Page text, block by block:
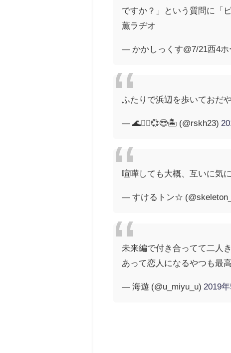
ですか？」という質問に「
薫ラヂオ
— かかしっくす@7/21西4ホ
ふたりで浜辺を歩いておだ
— 🌊🏄‍♂️💞😎🏝 (@rskh23)
喧嘩しても大概、互いに気
— すけるトン☆
未来編で付き合ってて二人
あって恋人になるやつも最
— 海遊 (@u_miyu_u) 2019